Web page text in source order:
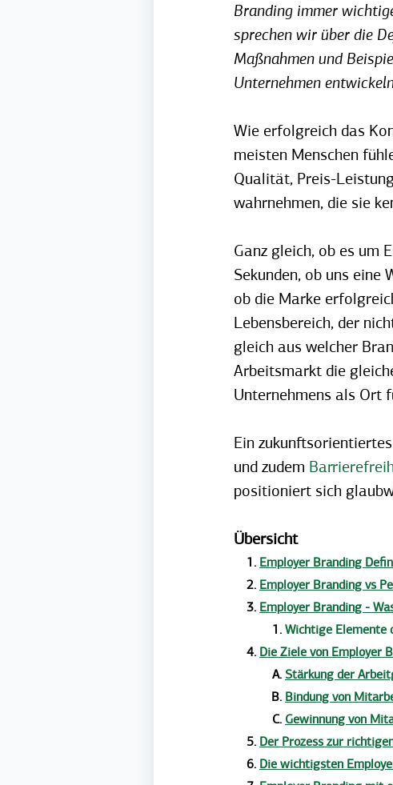
Branding immer
sprechen wir über die
Maßnahmen und
Unternehmen
Wie erfolgreich das
meisten Menschen
Qualität, Preis-
wahrnehmen, die sie
Ganz gleich, ob es um
Sekunden, ob uns eine
ob die Marke
Lebensbereich, der
gleich aus welcher
Arbeitsmarkt die
Unternehmens als Ort
Ein
und zudem
positioniert sich
Übersicht
Employer Branding
Employer Branding vs
Employer Branding -
Wichtige Elemente
Die Ziele von Employer
Stärkung der
Bindung von
Gewinnung von
Der Prozess zur
Die wichtigsten